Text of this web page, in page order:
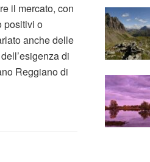
il mercato, con
positivi o
anche delle
di
Reggiano di